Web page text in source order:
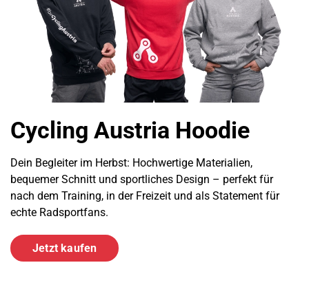
Cycling Austria Hoodie
Dein Begleiter im Herbst: Hochwertige Materialien,
bequemer Schnitt und sportliches Design – perfekt für
nach dem Training, in der Freizeit und als Statement für
echte Radsportfans.
Jetzt kaufen